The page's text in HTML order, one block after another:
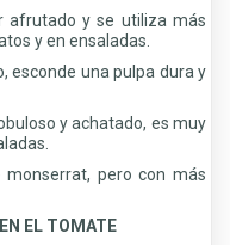
afrutado y se utiliza más
y en ensaladas.
esconde una pulpa dura y
y achatado, es muy
pero con más
EL TOMATE